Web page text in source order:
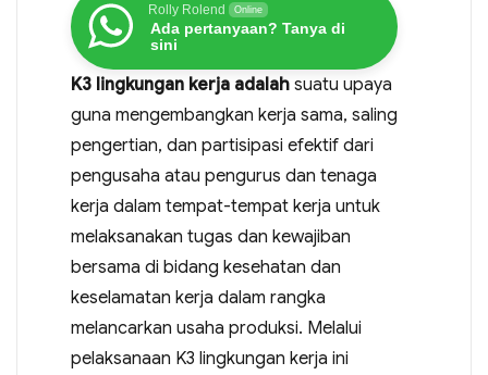
Rolly Rolend Online
Ada pertanyaan? Tanya di
sini
K3 lingkungan kerja adalahsuatu upaya
guna mengembangkan kerja sama, saling
pengertian, dan partisipasi efektif dari
pengusaha atau pengurus dan tenaga
kerja dalam tempat-tempat kerja untuk
melaksanakan tugas dan kewajiban
bersama di bidang kesehatan dan
keselamatan kerja dalam rangka
melancarkan usaha produksi. Melalui
pelaksanaan K3 lingkungan kerja ini